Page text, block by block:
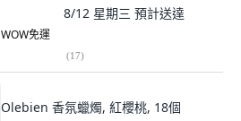
8/12 星期三 預計送達
WOW免運
(17)
Olebien 香氛蠟燭, 紅櫻桃, 18個